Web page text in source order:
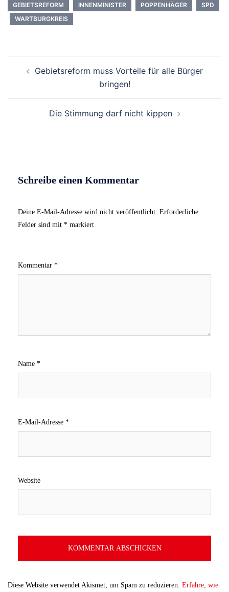
GEBIETSREFORM INNENMINISTER POPPENHÄGER
SPD
WARTBURGKREIS
Navigation
Gebietsreform muss Vorteile für alle Bürger
bringen!
Die Stimmung darf nicht kippen
Schreibe einen Kommentar
Deine E-Mail-Adresse wird nicht veröffentlicht. Erforderliche
Felder sind mit * markiert
Kommentar *
Name *
E-Mail-Adresse *
Website
Diese Website verwendet Akismet, um Spam zu reduzieren. Erfahre, wie